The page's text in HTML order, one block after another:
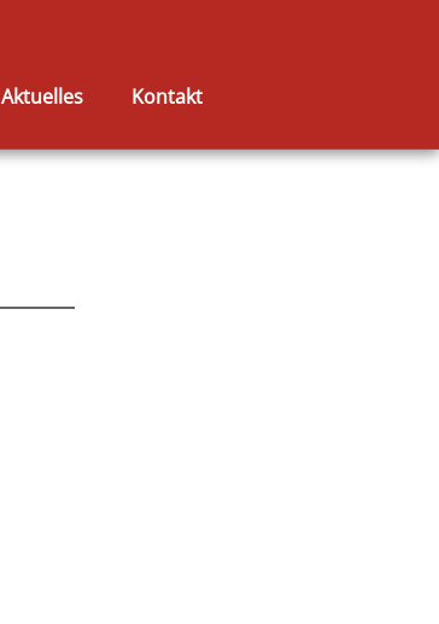
Aktuelles Kontakt